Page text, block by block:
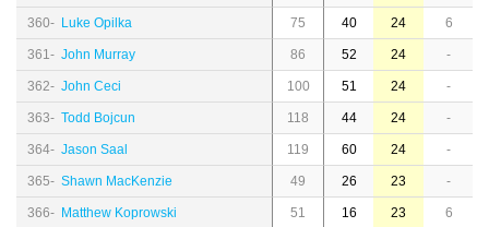
360- Luke Opilka 75 40 24 6
361- John Murray 86 52 24 -
362- John Ceci 100 51 24 -
363- Todd Bojcun 118 44 24 -
364- Jason Saal 119 60 24 -
365- Shawn MacKenzie 49 26 23 -
366- Matthew Koprowski 51 16 23 6